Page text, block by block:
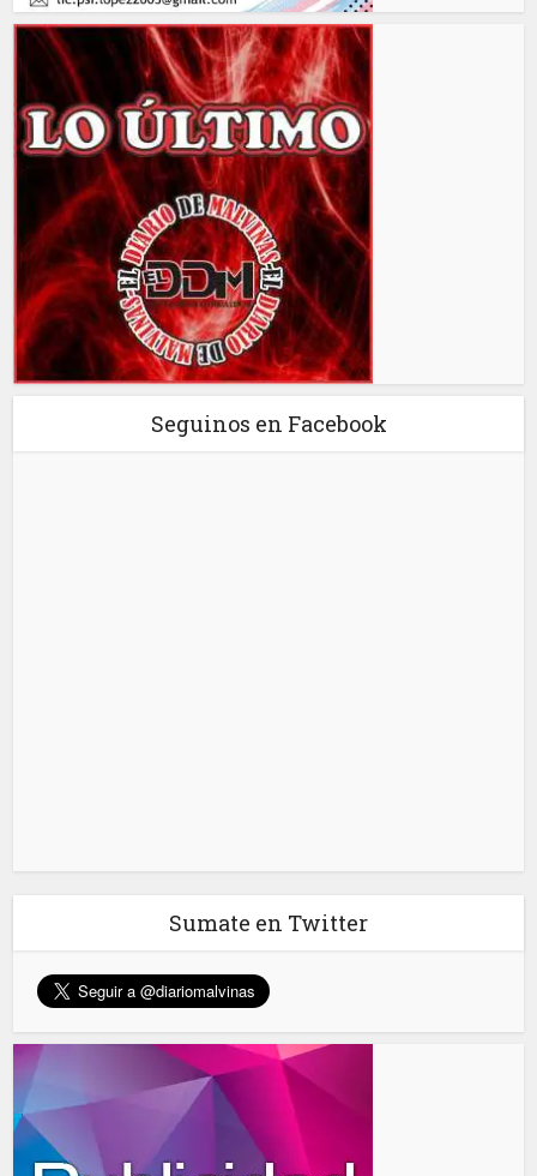
Seguinos en Facebook
Sumate en Twitter